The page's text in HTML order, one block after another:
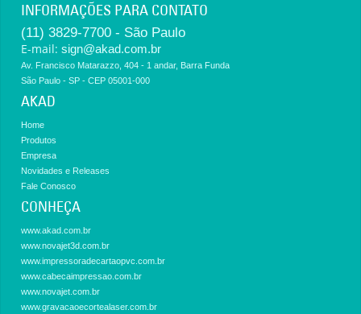
INFORMAÇÕES PARA CONTATO
(11) 3829-7700 - São Paulo
E-mail: sign@akad.com.br
Av. Francisco Matarazzo, 404 - 1 andar, Barra Funda
São Paulo - SP - CEP 05001-000
AKAD
Home
Produtos
Empresa
Novidades e Releases
Fale Conosco
CONHEÇA
www.akad.com.br
www.novajet3d.com.br
www.impressoradecartaopvc.com.br
www.cabecaimpressao.com.br
www.novajet.com.br
www.gravacaoecortealaser.com.br